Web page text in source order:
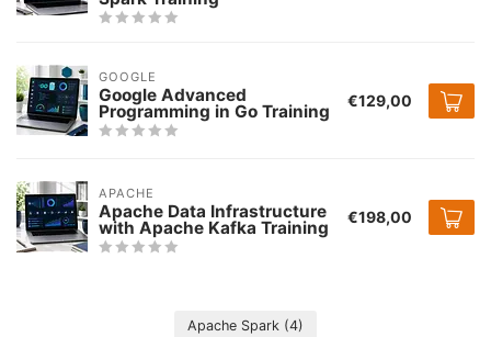
GOOGLE
Google Advanced
Programming in Go Training €129,00
APACHE
Apache Data Infrastructure
with Apache Kafka Training €198,00
Apache Spark (4)